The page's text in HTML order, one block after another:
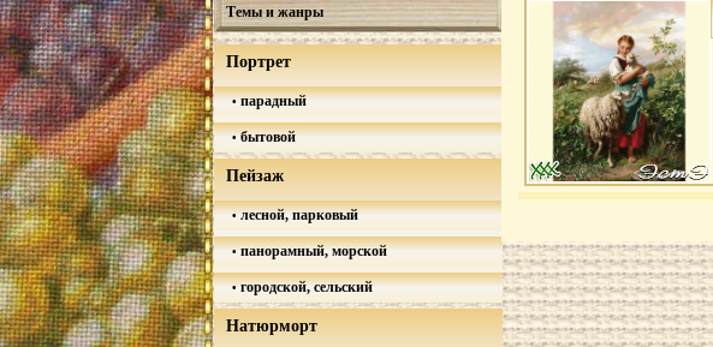
Темы и жанры
Портрет
парадный
бытовой
Пейзаж
лесной, парковый
панорамный, морской
городской, сельский
Натюрморт